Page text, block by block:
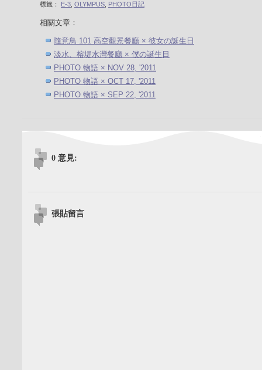
標籤： E-3, OLYMPUS, PHOTO日記
相關文章：
隨意鳥 101 高空觀景餐廳 × 彼女の誕生日
淡水、榕堤水灣餐廳 × 僕の誕生日
PHOTO 物語 × NOV 28, '2011
PHOTO 物語 × OCT 17, '2011
PHOTO 物語 × SEP 22, '2011
0 意見:
張貼留言